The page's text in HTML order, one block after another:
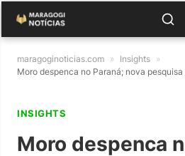
maragoginoticias.com » Insights »
Moro despenca no Paraná; nova
INSIGHTS
Moro despenca